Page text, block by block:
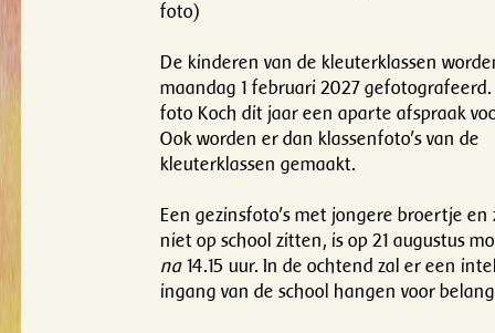
foto)
De kinderen van de kleuterklassen
maandag 1 februari 2027
foto Koch dit jaar een aparte afspraak
Ook worden er dan klassenfoto's van de
kleuterklassen gemaakt.
Een gezinsfoto's met jongere broertje en
niet op school zitten, is op 21 augustus
na14.15 uur. In de ochtend zal er een
ingang van de school hangen voor